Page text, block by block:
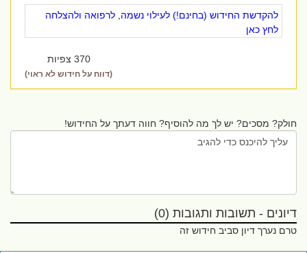
להקדשת החידוש (בחינם!) לעילוי נשמה, לרפואה ולהצלחה
לחץ כאן
370 צפיות
(דווח על חידוש לא ראוי)
חולק? מסכים? יש לך מה להוסיף? חווה דעתך על החידוש!
דיונים - תשובות ותגובות (0)
טרם נערך דיון סביב חידוש זה